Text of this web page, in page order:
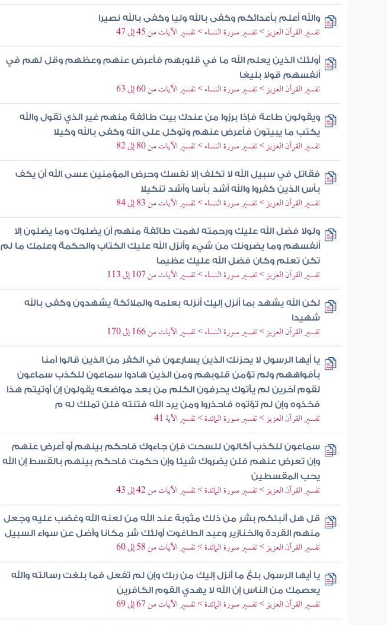
والله أعلم بأعدائكم وكفى بالله وليا وكفى بالله نصيرا
تفسير القرآن العزيز > تفسير سورة النساء > تفسير الآيات من 45 إلى 47
أولئك الذين يعلم الله ما في قلوبهم فأعرض عنهم وعظهم وقل لهم في
أنفسهم قولا بليغا
تفسير القرآن العزيز > تفسير سورة النساء > تفسير الآيات من 60 إلى 63
ويقولون طاعة فإذا برزوا من عندك بيت طائفة منهم غير الذي تقول والله
يكتب ما يبيتون فأعرض عنهم وتوكل على الله وكفى بالله وكيلا
تفسير القرآن العزيز > تفسير سورة النساء > تفسير الآيات من 80 إلى 82
فقاتل في سبيل الله لا تكلف إلا نفسك وحرض المؤمنين عسى الله أن يكف
بأس الذين كفروا والله أشد بأسا وأشد تنكيلا
تفسير القرآن العزيز > تفسير سورة النساء > تفسير الآيات من 83 إلى 84
ولولا فضل الله عليك ورحمته لهمت طائفة منهم أن يضلوك وما يضلون إلا
أنفسهم وما يضرونك من شيء وأنزل الله عليك الكتاب والحكمة وعلمك ما لم
تكن تعلم وكان فضل الله عليك عظيما
تفسير القرآن العزيز > تفسير سورة النساء > تفسير الآيات من 107 إلى 113
لكن الله يشهد بما أنزل إليك أنزله بعلمه والملائكة يشهدون وكفى بالله
شهيدا
تفسير القرآن العزيز > تفسير سورة النساء > تفسير الآيات من 166 إلى 170
يا أيها الرسول لا يحزنك الذين يسارعون في الكفر من الذين قالوا آمنا
بأفواههم ولم تؤمن قلوبهم ومن الذين هادوا سماعون للكذب سماعون
لقوم آخرين لم يأتوك يحرفون الكلم من بعد مواضعه يقولون إن أوتيتم هذا
فخذوه وإن لم تؤتوه فاحذروا ومن يرد الله فتنته فلن تملك له م
تفسير القرآن العزيز > تفسير سورة المائدة > تفسير الآية 41
سماعون للكذب أكالون للسحت فإن جاءوك فاحكم بينهم أو أعرض عنهم
وإن تعرض عنهم فلن يضروك شيئا وإن حكمت فاحكم بينهم بالقسط إن الله
يحب المقسطين
تفسير القرآن العزيز > تفسير سورة المائدة > تفسير الآيات من 42 إلى 43
قل هل أنبئكم بشر من ذلك مثوبة عند الله من لعنه الله وغضب عليه وجعل
منهم القردة والخنازير وعبد الطاغوت أولئك شر مكانا وأضل عن سواء السبيل
تفسير القرآن العزيز > تفسير سورة المائدة > تفسير الآيات من 58 إلى 60
يا أيها الرسول بلغ ما أنزل إليك من ربك وإن لم تفعل فما بلغت رسالته والله
يعصمك من الناس إن الله لا يهدي القوم الكافرين
تفسير القرآن العزيز > تفسير سورة المائدة > تفسير الآيات من 67 إلى 69